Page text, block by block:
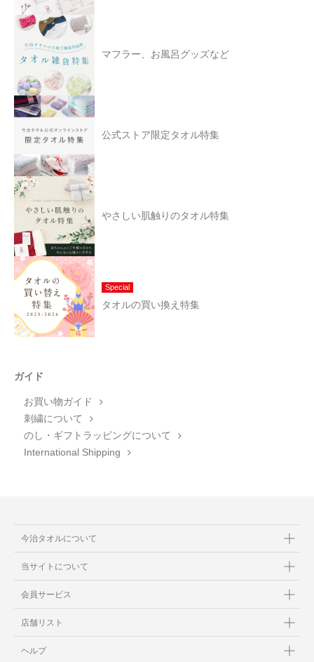
マフラー、お風呂グッズなど
公式ストア限定タオル特集
やさしい肌触りのタオル特集
Special
タオルの買い換え特集
ガイド
お買い物ガイド
刺繍について
のし・ギフトラッピングについて
International Shipping
今治タオルについて
当サイトについて
会員サービス
店舗リスト
ヘルプ